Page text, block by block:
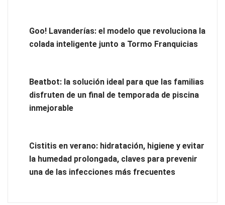
Goo! Lavanderías: el modelo que revoluciona la
colada inteligente junto a Tormo Franquicias
Beatbot: la solución ideal para que las familias
disfruten de un final de temporada de piscina
inmejorable
Cistitis en verano: hidratación, higiene y evitar
la humedad prolongada, claves para prevenir
una de las infecciones más frecuentes